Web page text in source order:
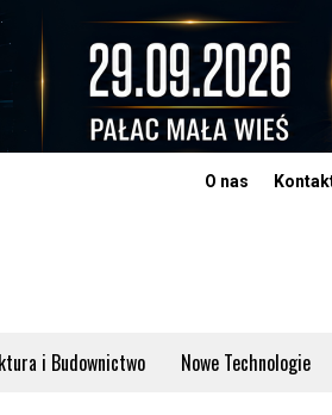
O nas
i Budownictwo Nowe Technologie